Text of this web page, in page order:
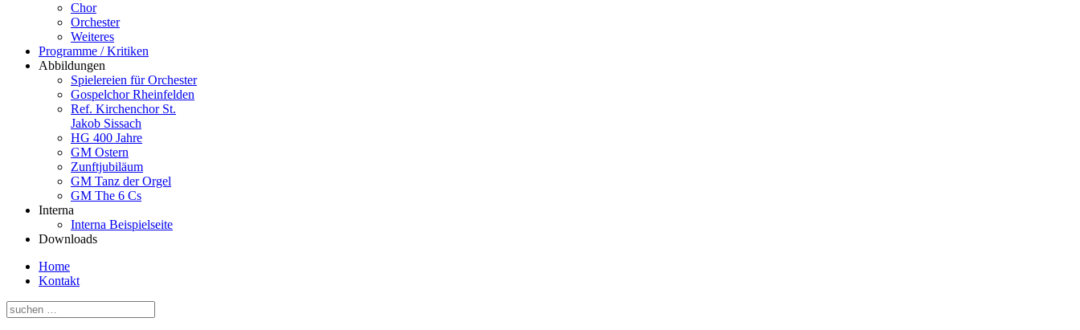
Chor
Orchester
Weiteres
Programme / Kritiken
Abbildungen
Spielereien für Orchester
Gospelchor Rheinfelden
Ref. Kirchenchor St.
Jakob Sissach
HG 400 Jahre
GM Ostern
Zunftjubiläum
GM Tanz der Orgel
GM The 6 Cs
Interna
Interna Beispielseite
Downloads
Home
Kontakt